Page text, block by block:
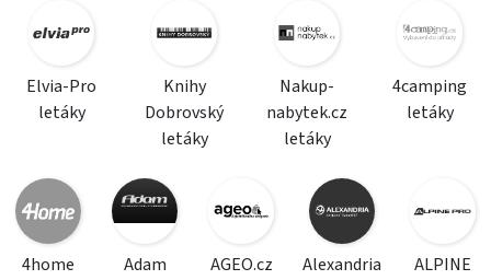
Elvia-Pro
letáky
Knihy
Dobrovský
letáky
Nakup-
nabytek.cz
letáky
4camping
letáky
4home
Adam
AGEO.cz
Alexandria
ALPINE